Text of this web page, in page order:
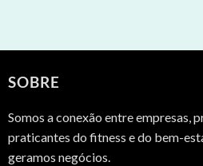
SOBRE
Somos a conexão entre empresas,
praticantes do fitness e do bem-
geramos negócios.